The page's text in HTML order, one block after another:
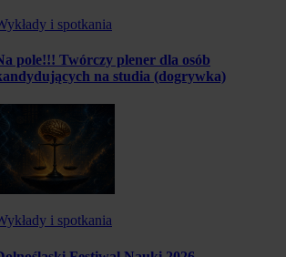
i spotkania
pole!!! Twórczy plener dla osób
na studia (dogrywka)
i spotkania